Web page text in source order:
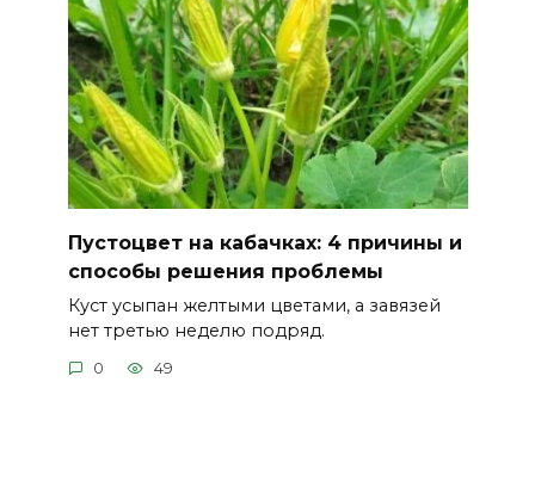
Пустоцвет на кабачках: 4 причины и
способы решения проблемы
Куст усыпан желтыми цветами, а завязей
нет третью неделю подряд.
0 49